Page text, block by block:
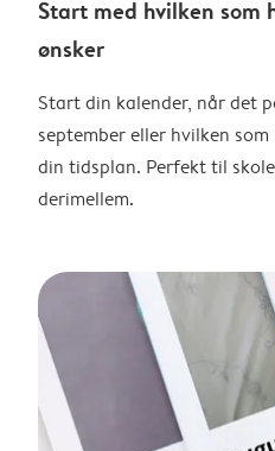
Start med hvilken som
ønsker
Start din kalender, når det
september eller hvilken
din tidsplan. Perfekt til
derimellem.